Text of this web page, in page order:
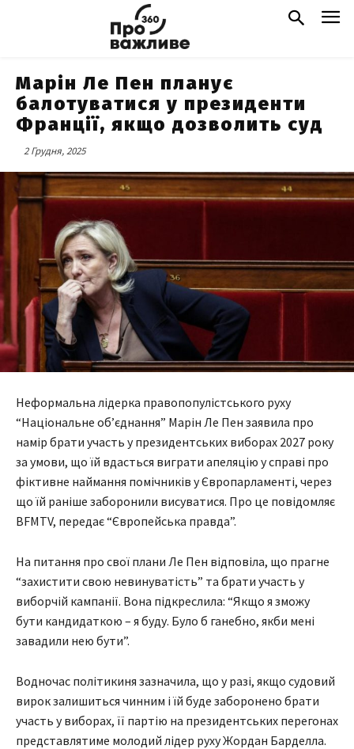
Марін Ле Пен планує
балотуватися у президенти
Франції, якщо дозволить суд
2 Грудня, 2025
Неформальна лідерка правопопулістського руху
“Національне об’єднання” Марін Ле Пен заявила про
намір брати участь у президентських виборах 2027 року
за умови, що їй вдасться виграти апеляцію у справі про
фіктивне наймання помічників у Європарламенті, через
що їй раніше заборонили висуватися. Про це повідомляє
BFMTV, передає “Європейська правда”.
На питання про свої плани Ле Пен відповіла, що прагне
“захистити свою невинуватість” та брати участь у
виборчій кампанії. Вона підкреслила: “Якщо я зможу
бути кандидаткою – я буду. Було б ганебно, якби мені
завадили нею бути”.
Водночас політикиня зазначила, що у разі, якщо судовий
вирок залишиться чинним і їй буде заборонено брати
участь у виборах, її партію на президентських перегонах
представлятиме молодий лідер руху Жордан Барделла.